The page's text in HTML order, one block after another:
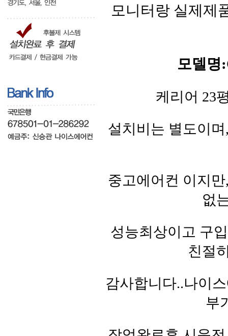
모니터랑 실제제
모델명
케리어 23
설치비는 별도이
중고에어컨 이지
없
성능최상이고 구
친절
감사합니다..나이
부